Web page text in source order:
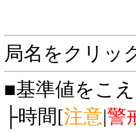
局名をクリッ
■基準値をこ
├時間[注意|警